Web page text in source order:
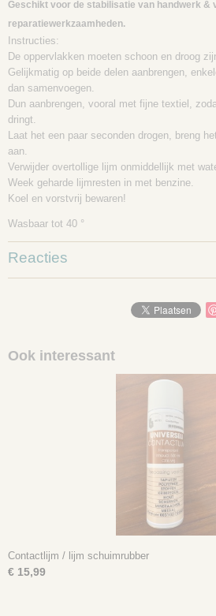
Geschikt voor de stabilisatie van handwerk &
reparatiewerkzaamheden.
Instructies:
De oppervlakken moeten schoon en droog
Gelijkmatig op beide delen aanbrengen,
dan samenvoegen.
Dun aanbrengen, vooral met fijne textiel,
dringt.
Laat het een paar seconden drogen, breng
aan.
Verwijder overtollige lijm onmiddellijk met
Week geharde lijmresten in met benzine.
Koel en vorstvrij bewaren!
Wasbaar tot 40 °
Reacties
Ook interessant
Contactlijm / lijm schuimrubber
€ 15,99